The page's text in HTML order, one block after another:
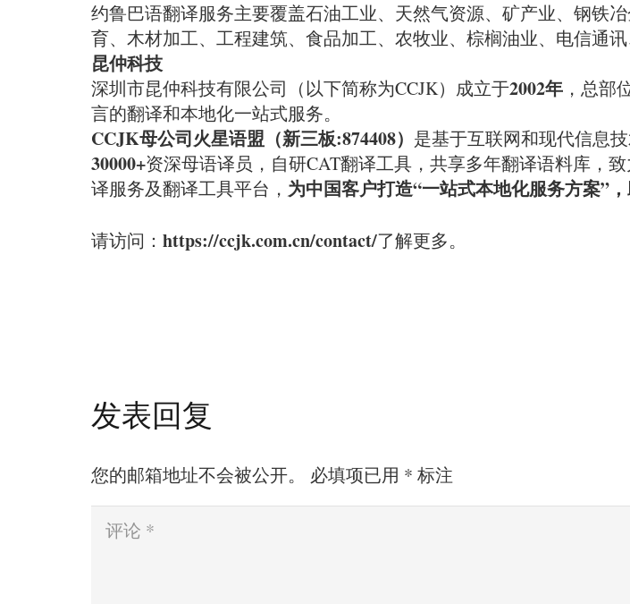
约鲁巴语翻译服务主要覆盖石油工业、天然气资源、矿产业、钢铁
育、木材加工、工程建筑、食品加工、农牧业、棕榈油业、电信通
昆仲科技
深圳市昆仲科技有限公司（以下简称为CCJK）成立于2002年 ，总部
言的翻译和本地化一站式服务。
CCJK母公司火星语盟（新三板:874408） 是基于互联网和现代信息
30000+资深母语译员，自研CAT翻译工具，共享多年翻译语料库，
译服务及翻译工具平台， 为中国客户打造“一站式本地化服务方案”
请访问： https://ccjk.com.cn/contact/了解更多。
发表回复
您的邮箱地址不会被公开。 必填项已用 * 标注